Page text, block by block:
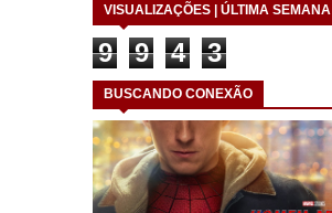
VISUALIZAÇÕES | ÚLTIMA SEMANA
9 9 4 3
BUSCANDO CONEXÃO